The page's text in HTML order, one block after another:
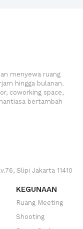
menyewa ruang
hingga bulanan.
coworking space,
bertambah
Slipi Jakarta 11410
KEGUNAAN
Ruang Meeting
Shooting